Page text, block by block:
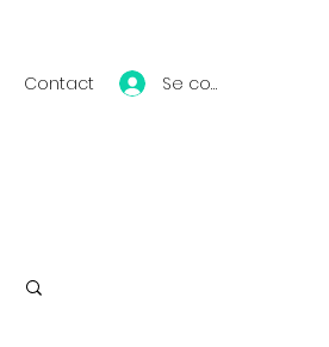
Contact Se connecter